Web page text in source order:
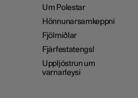
Um Polestar
Hönnunarsamkeppni
Fjölmiðlar
Fjárfestatengsl
Uppljóstrun um
varnarleysi